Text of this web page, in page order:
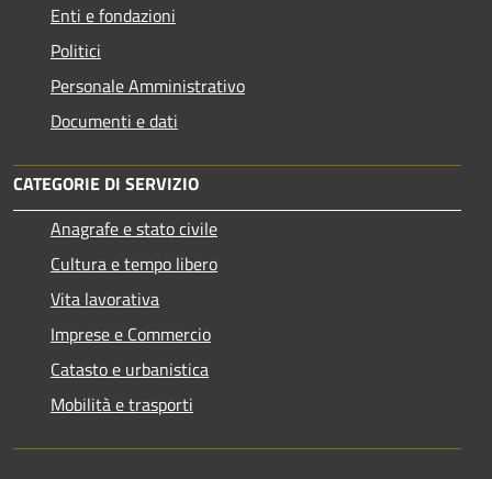
Enti e fondazioni
Politici
Personale Amministrativo
Documenti e dati
CATEGORIE DI SERVIZIO
Anagrafe e stato civile
Cultura e tempo libero
Vita lavorativa
Imprese e Commercio
Catasto e urbanistica
Mobilità e trasporti